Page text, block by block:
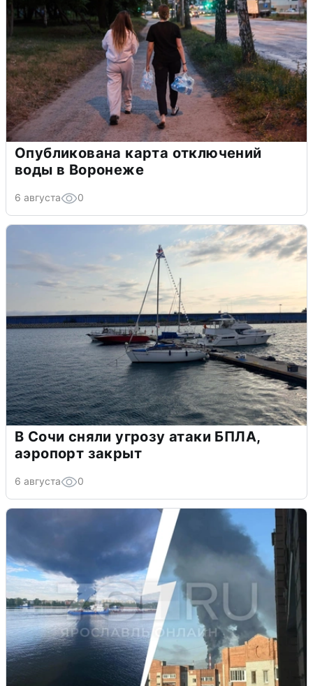
Опубликована карта отключений
воды в Воронеже
6 августа 0
В Сочи сняли угрозу атаки БПЛА,
аэропорт закрыт
6 августа 0